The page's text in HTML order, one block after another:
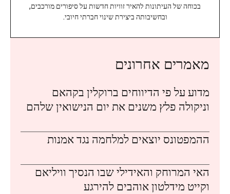
בכוחה של העיתונות להאיר זוויות חדשות על סיפורים מורכבים,
ובחשיבותה ביצירת שינוי חברתי חיובי.
מאמרים אחרונים
מדוע על פי הדיווחים ברוקלין בקהאם
וניקולה פלץ משנים את יום הנישואין שלהם
ההמפטונס יוצאים למלחמה נגד אמנות
האי המרוחק והאידילי שבו הנסיך וויליאם
וקייט מידלטון אוהבים להירגע